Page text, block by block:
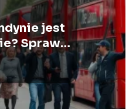
jest
Sprawdź
informacje